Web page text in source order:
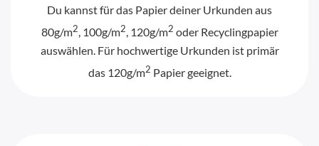
Du kannst für das Papier deiner Urkunden aus
80g/m2, 100g/m2, 120g/m2 oder Recyclingpapier
auswählen. Für hochwertige Urkunden ist primär
das 120g/m2 Papier geeignet.